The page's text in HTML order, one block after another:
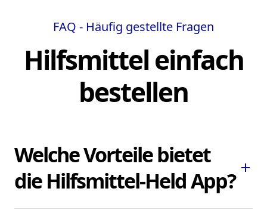
FAQ - Häufig gestellte Fragen
Hilfsmittel einfach
bestellen
Welche Vorteile bietet
die Hilfsmittel-Held App? add